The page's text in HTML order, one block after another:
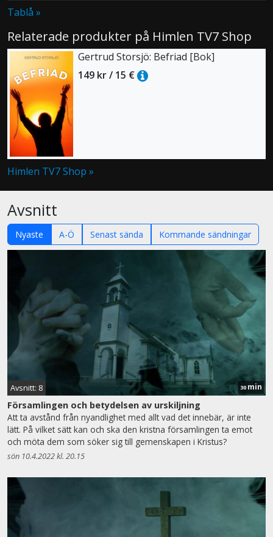
Tablå »
Relaterade produkter på Himlen TV7 Shop
Gertrud Storsjö: Befriad [Bok]
149 kr / 15 €
Himlen TV7 Shop »
Avsnitt
Nyaste A-Ö Senast sända Kommande sändningar
Avsnitt: 8 30 min
Församlingen och betydelsen av urskiljning
Att ta avstånd från nyandlighet med allt vad det innebär, är inte
lätt. På vilket sätt kan och ska den kristna församlingen ta emot
och möta dem som söker sig till gemenskapen i Kristus?
sön 10.4.2022 kl. 20.15